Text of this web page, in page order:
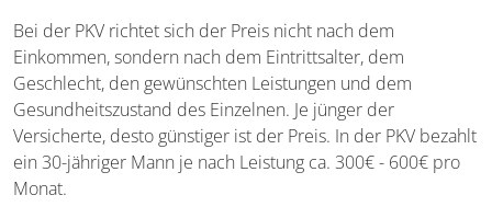
Bei der PKV richtet sich der Preis nicht nach dem
Einkommen, sondern nach dem Eintrittsalter, dem
Geschlecht, den gewünschten Leistungen und dem
Gesundheitszustand des Einzelnen. Je jünger der
Versicherte, desto günstiger ist der Preis. In der PKV bezahlt
ein 30-jähriger Mann je nach Leistung ca. 300€ - 600€ pro
Monat.